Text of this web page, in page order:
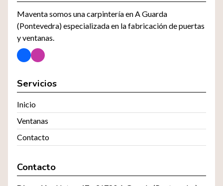
Maventa somos una carpintería en A Guarda
(Pontevedra) especializada en la fabricación de puertas
y ventanas.
Servicios
Inicio
Ventanas
Contacto
Contacto